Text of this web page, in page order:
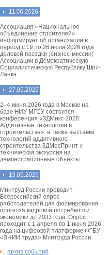
11.06.2026
Ассоциация «Национальное
объединение строителей»
информирует об организации в
период с 19 по 26 июля 2026 года
деловой поездки (бизнес-миссии)
Ассоциации в Демократическую
Социалистическую Республику Шри-
Ланка.
27.05.2026
2–4 июня 2026 года в Москве на
базе НИУ МГСУ состоится
конференция «3ДМикс-2026:
Аддитивные технологии в
строительстве», а также выставка
технологий аддитивного
строительства 3ДМосПринт и
техническая экскурсия на
демонстрационные объекты.
19.05.2026
Минтруд России проводит
Всероссийский опрос
работодателей для формирования
прогноза кадровой потребности
экономики до 2033 года. Опрос
проходит с 1 апреля по 1 июня 2026
года на цифровой платформе ФГБУ
«ВНИИ труда» Минтруда России.
архив событий